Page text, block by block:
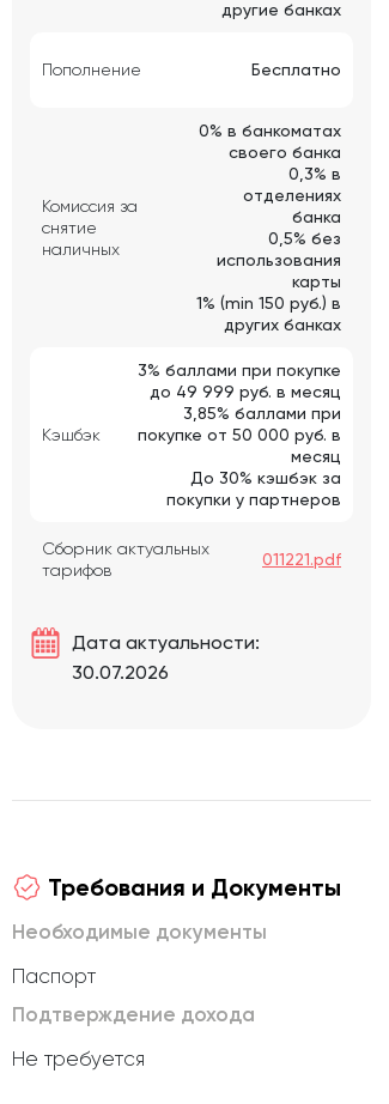
другие банках
Пополнение Бесплатно
Комиссия за
снятие
наличных
0% в банкоматах
своего банка
0,3% в
отделениях
банка
0,5% без
использования
карты
1% (min 150 руб.) в
других банках
Кэшбэк
3% баллами при покупке
до 49 999 руб. в месяц
3,85% баллами при
покупке от 50 000 руб. в
месяц
До 30% кэшбэк за
покупки у партнеров
Сборник актуальных
тарифов
011221.pdf
Дата актуальности:
30.07.2026
Требования и Документы
Необходимые документы
Паспорт
Подтверждение дохода
Не требуется